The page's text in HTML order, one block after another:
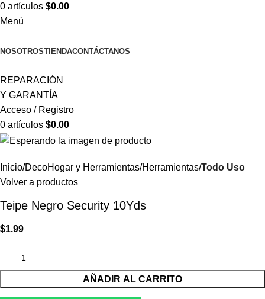
0 artículos $0.00
Menú
NOSOTROSTIENDACONTÁCTANOS
REPARACIÓN
Y GARANTÍA
Acceso / Registro
0 artículos $0.00
Inicio DecoHogar y Herramientas Herramientas Todo Uso
Volver a productos
Teipe Negro Security 10Yds
$1.99
AÑADIR AL CARRITO